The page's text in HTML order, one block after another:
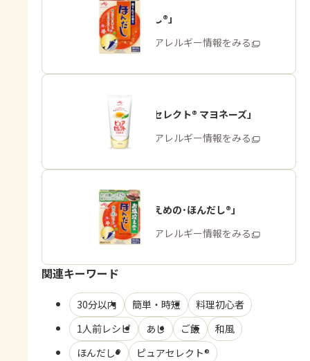
「ほんだし®」
商品・アレルギー情報をみる
「ピュアセレクト® マヨネーズ」
商品・アレルギー情報をみる
「お塩控えめの･ほんだし®」
商品・アレルギー情報をみる
関連キーワード
30分以内 簡単・時短
料理初心者
1人前レシピ
あじ ご飯
和風
ほんだし®
ピュアセレクト®